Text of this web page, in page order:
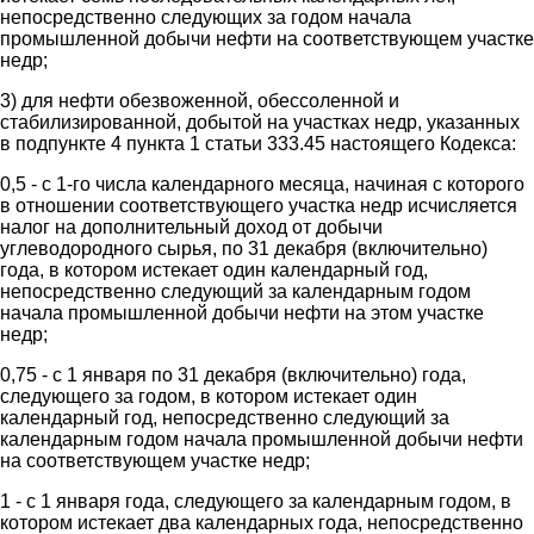
непосредственно следующих за годом начала
промышленной добычи нефти на соответствующем участке
недр;
3) для нефти обезвоженной, обессоленной и
стабилизированной, добытой на участках недр, указанных
в подпункте 4 пункта 1 статьи 333.45 настоящего Кодекса:
0,5 - с 1-го числа календарного месяца, начиная с которого
в отношении соответствующего участка недр исчисляется
налог на дополнительный доход от добычи
углеводородного сырья, по 31 декабря (включительно)
года, в котором истекает один календарный год,
непосредственно следующий за календарным годом
начала промышленной добычи нефти на этом участке
недр;
0,75 - с 1 января по 31 декабря (включительно) года,
следующего за годом, в котором истекает один
календарный год, непосредственно следующий за
календарным годом начала промышленной добычи нефти
на соответствующем участке недр;
1 - с 1 января года, следующего за календарным годом, в
котором истекает два календарных года, непосредственно